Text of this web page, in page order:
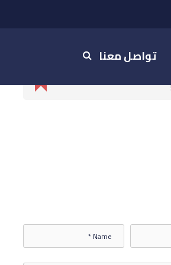
تواصل معنا